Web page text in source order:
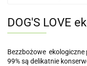
DOG'S LOVE
Bezzbożowe ekologiczne
99% są delikatnie